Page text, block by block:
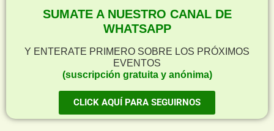
SUMATE A NUESTRO CANAL DE
WHATSAPP
Y ENTERATE PRIMERO SOBRE LOS PRÓXIMOS
EVENTOS
(suscripción gratuita y anónima)
CLICK AQUÍ PARA SEGUIRNOS